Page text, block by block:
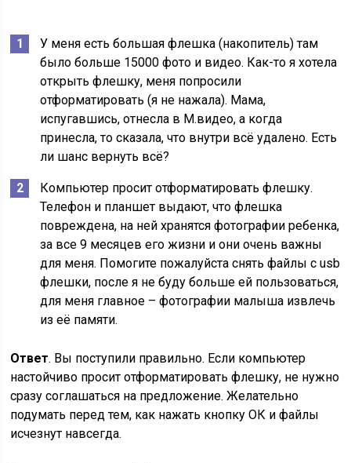
У меня есть большая флешка (накопитель) там
было больше 15000 фото и видео. Как-то я хотела
открыть флешку, меня попросили
отформатировать (я не нажала). Мама,
испугавшись, отнесла в М.видео, а когда
принесла, то сказала, что внутри всё удалено. Есть
ли шанс вернуть всё?
Компьютер просит отформатировать флешку.
Телефон и планшет выдают, что флешка
повреждена, на ней хранятся фотографии ребенка,
за все 9 месяцев его жизни и они очень важны
для меня. Помогите пожалуйста снять файлы с usb
флешки, после я не буду больше ей пользоваться,
для меня главное – фотографии малыша извлечь
из её памяти.
Ответ. Вы поступили правильно. Если компьютер
настойчиво просит отформатировать флешку, не нужно
сразу соглашаться на предложение. Желательно
подумать перед тем, как нажать кнопку ОК и файлы
исчезнут навсегда.